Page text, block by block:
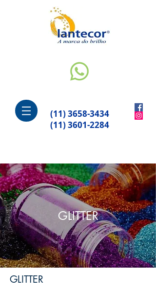
(11) 3658-3434
(11) 3601-2284
GLITTER
GLITTER